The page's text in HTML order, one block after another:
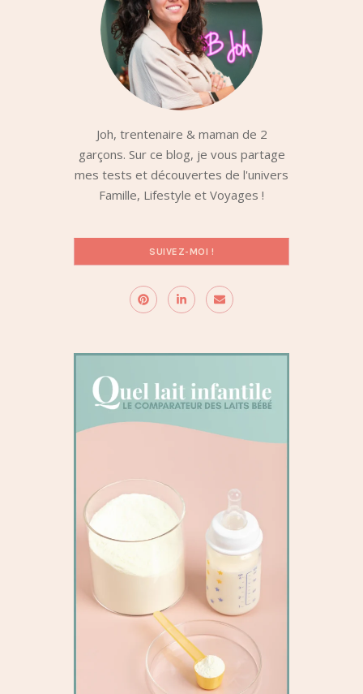
Joh, trentenaire & maman de 2
garçons. Sur ce blog, je vous partage
mes tests et découvertes de l'univers
Famille, Lifestyle et Voyages !
SUIVEZ-MOI !